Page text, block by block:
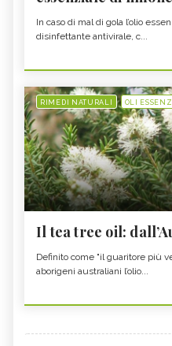
In caso di mal di gola l’olio
disinfettante antivirale, c...
RIMEDI NATURALI OLI
Il tea tree oil:
Definito come "il guaritore più
aborigeni australiani l’olio...